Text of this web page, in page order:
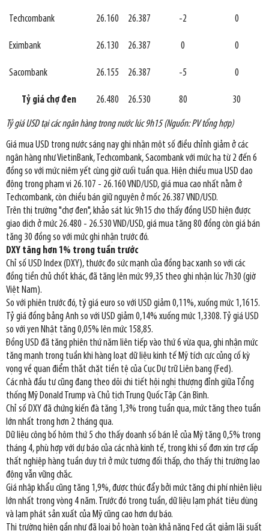
Techcombank 26.160 26.387 -2 0
Eximbank 26.130 26.387 0 0
Sacombank 26.155 26.387 -5 0
Tỷ giá chợ đen 26.480 26.530 80 30
Tỷ giá USD tại các ngân hàng trong nước lúc 9h15 (Nguồn: PV tổng hợp)
Giá mua USD trong nước sáng nay ghi nhận một số điều chỉnh giảm ở các
ngân hàng như VietinBank, Techcombank, Sacombank với mức hạ từ 2 đến 6
đồng so với mức niêm yết cùng giờ cuối tuần qua. Hiện chiều mua USD dao
động trong phạm vi 26.107 - 26.160 VND/USD, giá mua cao nhất nằm ở
Techcombank, còn chiều bán giữ nguyên ở mốc 26.387 VND/USD.
Trên thị trường "chợ đen", khảo sát lúc 9h15 cho thấy đồng USD hiện được
giao dịch ở mức 26.480 - 26.530 VND/USD, giá mua tăng 80 đồng còn giá bán
tăng 30 đồng so với mức ghi nhận trước đó.
DXY tăng hơn 1% trong tuần trước
Chỉ số USD Index (DXY), thước đo sức mạnh của đồng bạc xanh so với các
đồng tiền chủ chốt khác, đã tăng lên mức 99,35 theo ghi nhận lúc 7h30 (giờ
Việt Nam).
So với phiên trước đó, tỷ giá euro so với USD giảm 0,11%, xuống mức 1,1615.
Tỷ giá đồng bảng Anh so với USD giảm 0,14% xuống mức 1,3308. Tỷ giá USD
so với yen Nhật tăng 0,05% lên mức 158,85.
Đồng USD đã tăng phiên thứ năm liên tiếp vào thứ 6 vừa qua, ghi nhận mức
tăng mạnh trong tuần khi hàng loạt dữ liệu kinh tế Mỹ tích cực củng cố kỳ
vọng về quan điểm thắt chặt tiền tệ của Cục Dự trữ Liên bang (Fed).
Các nhà đầu tư cũng đang theo dõi chi tiết hội nghị thượng đỉnh giữa Tổng
thống Mỹ Donald Trump và Chủ tịch Trung Quốc Tập Cận Bình.
Chỉ số DXY đã chứng kiến đà tăng 1,3% trong tuần qua, mức tăng theo tuần
lớn nhất trong hơn 2 tháng qua.
Dữ liệu công bố hôm thứ 5 cho thấy doanh số bán lẻ của Mỹ tăng 0,5% trong
tháng 4, phù hợp với dự báo của các nhà kinh tế, trong khi số đơn xin trợ cấp
thất nghiệp hàng tuần duy trì ở mức tương đối thấp, cho thấy thị trường lao
động vẫn vững chắc.
Giá nhập khẩu cũng tăng 1,9%, được thúc đẩy bởi mức tăng chi phí nhiên liệu
lớn nhất trong vòng 4 năm. Trước đó trong tuần, dữ liệu lạm phát tiêu dùng
và lạm phát sản xuất của Mỹ cũng cao hơn dự báo.
Thị trường hiện gần như đã loại bỏ hoàn toàn khả năng Fed cắt giảm lãi suất